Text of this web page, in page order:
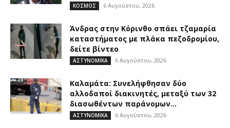
ΚΟΣΜΟΣ 6 Αυγούστου, 2026
Άνδρας στην Κόρινθο σπάει τζαμαρία
καταστήματος με πλάκα πεζοδρομίου,
δείτε βίντεο
ΑΣΤΥΝΟΜΙΚΑ 6 Αυγούστου, 2026
Καλαμάτα: Συνελήφθησαν δύο
αλλοδαποί διακινητές, μεταξύ των 32
διασωθέντων παράνομων...
ΑΣΤΥΝΟΜΙΚΑ 6 Αυγούστου, 2026